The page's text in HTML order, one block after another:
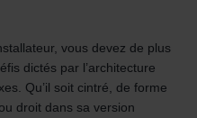
vous devez de plus
dictés par l’architecture
Qu’il soit cintré, de forme
droit dans sa version